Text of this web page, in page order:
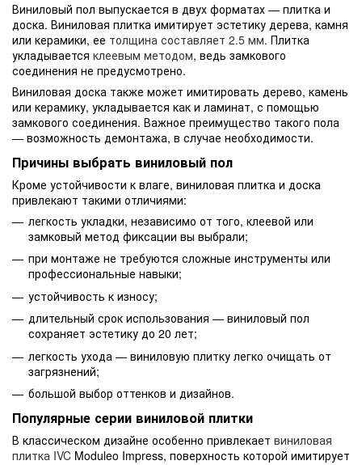
Виниловый пол выпускается в двух форматах — плитка и
доска. Виниловая плитка имитирует эстетику дерева, камня
или керамики, ее толщина составляет 2.5 мм. Плитка
укладывается клеевым методом, ведь замкового
соединения не предусмотрено.
Виниловая доска также может имитировать дерево, камень
или керамику, укладывается как и ламинат, с помощью
замкового соединения. Важное преимущество такого пола
— возможность демонтажа, в случае необходимости.
Причины выбрать виниловый пол
Кроме устойчивости к влаге, виниловая плитка и доска
привлекают такими отличиями:
легкость укладки, независимо от того, клеевой или
замковый метод фиксации вы выбрали;
при монтаже не требуются сложные инструменты или
профессиональные навыки;
устойчивость к износу;
длительный срок использования — виниловый пол
сохраняет эстетику до 20 лет;
легкость ухода — виниловую плитку легко очищать от
загрязнений;
большой выбор оттенков и дизайнов.
Популярные серии виниловой плитки
В классическом дизайне особенно привлекает виниловая
плитка IVC Moduleo Impress, поверхность которой имитирует